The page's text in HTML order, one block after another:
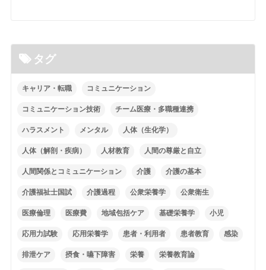
タグ
キャリア・転職 コミュニケーション
コミュニケーション技術 チーム医療・多職種連携
ハラスメント メンタル 人体（生化学）
人体（解剖・疾病） 人材教育 人間の尊厳と自立
人間関係とコミュニケーション 介護 介護の基本
介護福祉士国試 介護過程 公衆栄養学 公衆衛生
医療倫理 医療費 地域包括ケア 基礎栄養学 小児
応用力試験 応用栄養学 患者・利用者 患者教育 感染
排泄ケア 摂食・嚥下障害 栄養 栄養教育論